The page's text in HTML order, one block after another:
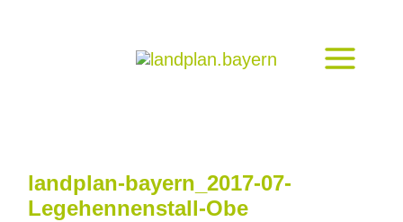
landplan-bayern_2017-07-
Legehennenstall-Obe